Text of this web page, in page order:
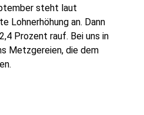
steht laut
Lohnerhöhung an. Dann
Prozent rauf. Bei uns in
Metzgereien, die dem